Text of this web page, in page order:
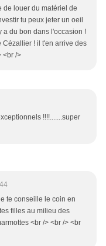
de louer du matériel de
tu peux jeter un oeil
a du bon dans l'occasion !
Cézallier ! il t'en arrive des
<br />
!!!!.......super
te conseille le coin en
filles au milieu des
<br /> <br /> <br